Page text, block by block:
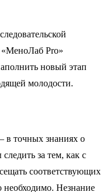
«МеноЛаб Pro»
новый этап
молодости.
в точных знаниях о
за тем, как с
соответствующих
необходимо. Незнание